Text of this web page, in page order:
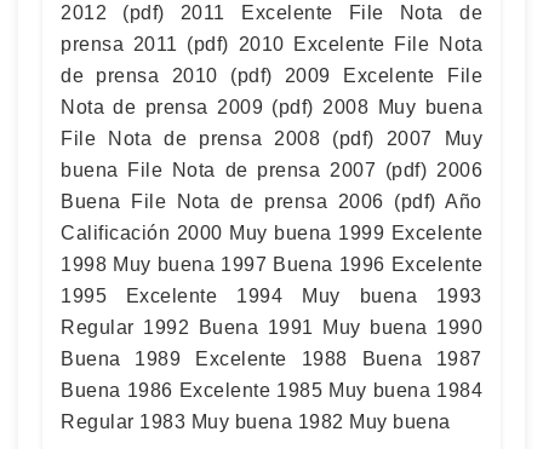
2012 (pdf) 2011 Excelente File Nota de
prensa 2011 (pdf) 2010 Excelente File Nota
de prensa 2010 (pdf) 2009 Excelente File
Nota de prensa 2009 (pdf) 2008 Muy buena
File Nota de prensa 2008 (pdf) 2007 Muy
buena File Nota de prensa 2007 (pdf) 2006
Buena File Nota de prensa 2006 (pdf) Año
Calificación 2000 Muy buena 1999 Excelente
1998 Muy buena 1997 Buena 1996 Excelente
1995 Excelente 1994 Muy buena 1993
Regular 1992 Buena 1991 Muy buena 1990
Buena 1989 Excelente 1988 Buena 1987
Buena 1986 Excelente 1985 Muy buena 1984
Regular 1983 Muy buena 1982 Muy buena